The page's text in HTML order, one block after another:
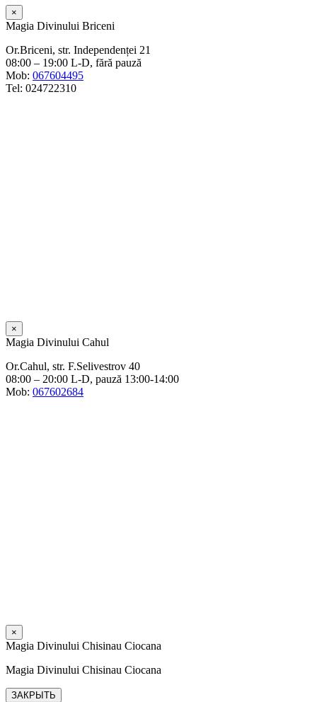
×
Magia Divinului Briceni
Or.Briceni, str. Independenței 21
08:00 – 19:00 L-D, fără pauză
Mob: 067604495
Tel: 024722310
×
Magia Divinului Cahul
Or.Cahul, str. F.Selivestrov 40
08:00 – 20:00 L-D, pauză 13:00-14:00
Mob: 067602684
×
Magia Divinului Chisinau Ciocana
Magia Divinului Chisinau Ciocana
ЗАКРЫТЬ